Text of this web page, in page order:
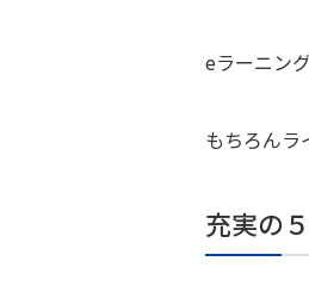
eラーニン
もちろんラ
充実の